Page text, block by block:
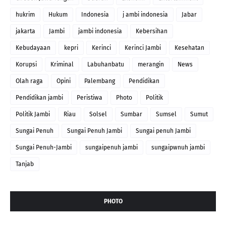
hukrim Hukum Indonesia j ambi indonesia Jabar
jakarta Jambi jambi indonesia Kebersihan
Kebudayaan kepri Kerinci Kerinci Jambi Kesehatan
Korupsi Kriminal Labuhanbatu merangin News
Olah raga Opini Palembang Pendidikan
Pendidikan jambi Peristiwa Photo Politik
Politik Jambi Riau Solsel Sumbar Sumsel Sumut
Sungai Penuh Sungai Penuh Jambi Sungai penuh Jambi
Sungai Penuh-Jambi sungaipenuh jambi sungaipwnuh jambi
Tanjab
PHOTO